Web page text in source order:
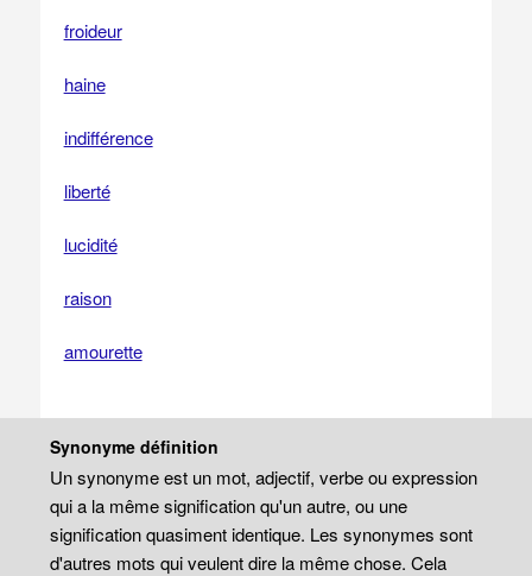
froideur
haine
indifférence
liberté
lucidité
raison
amourette
Synonyme définition
Un synonyme est un mot, adjectif, verbe ou expression
qui a la même signification qu'un autre, ou une
signification quasiment identique. Les synonymes sont
d'autres mots qui veulent dire la même chose. Cela